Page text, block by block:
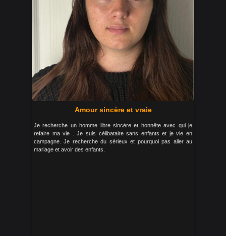
Amour sincère et vraie
Je recherche un homme libre sincère et honnête avec qui je
refaire ma vie . Je suis célibataire sans enfants et je vie en
campagne. Je recherche du sérieux et pourquoi pas aller au
mariage et avoir des enfants.